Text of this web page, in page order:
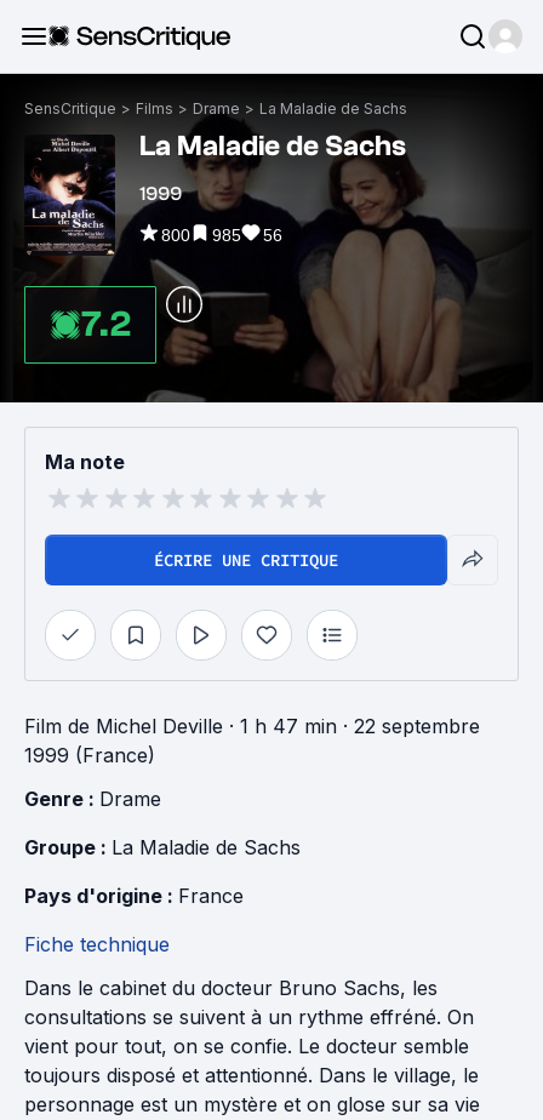
SensCritique > Films > Drame > La Maladie de Sachs
La Maladie de Sachs
1999
800 985 56
7.2
Ma note
ÉCRIRE UNE CRITIQUE
Film de Michel Deville · 1 h 47 min · 22 septembre
1999 (France)
Genre : Drame
Groupe : La Maladie de Sachs
Pays d'origine : France
Fiche technique
Dans le cabinet du docteur Bruno Sachs, les
consultations se suivent à un rythme effréné. On
vient pour tout, on se confie. Le docteur semble
toujours disposé et attentionné. Dans le village, le
personnage est un mystère et on glose sur sa vie